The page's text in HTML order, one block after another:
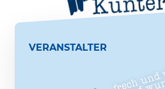
VERANSTALTER